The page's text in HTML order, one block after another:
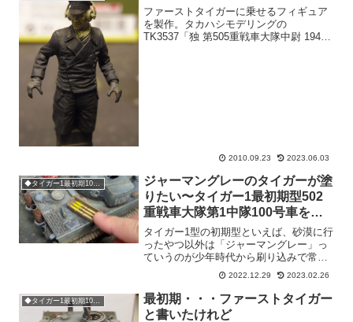
ファーストタイガーに乗せるフィギュア
を製作。タカハシモデリングの
TK3537「独 第505重戦車大隊中尉 1944
2010.09.23 2023.06.03
◆タイガー1最初期100号車
ジャーマングレーのタイガーが塗
りたい〜タイガー1最初期型502
重戦車大隊第1中隊100号車を作
る。
タイガー1型の初期型といえば、砂漠に行
ったやつ以外は「ジャーマングレー」っ
ていうのが少年時代から刷り込みで常識
だったのですが、最近の考証からすると
ジャーマングレー単色で塗られて戦場に
出たのは、最も初期のほんの数台だけ
で、しかもその後すぐに白...
2022.12.29 2023.02.26
◆タイガー1最初期100号車
最初期・・・ファーストタイガー
と書いたけれど